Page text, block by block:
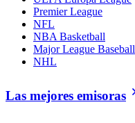
Premier League
NFL
NBA Basketball
Major League Baseball
NHL
Las mejores emisoras